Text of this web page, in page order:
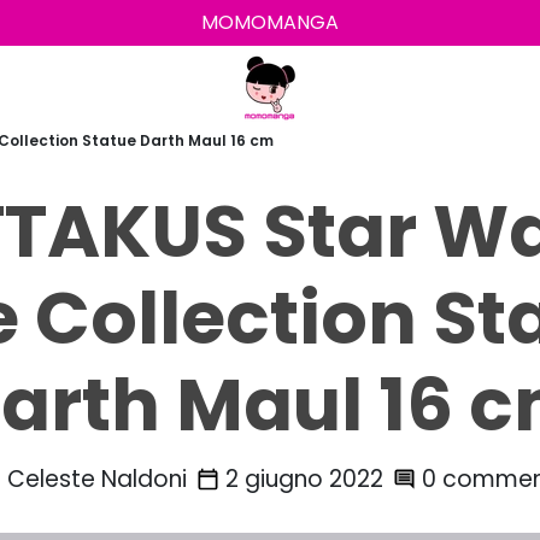
MOMOMANGA
Statue Darth Maul 16 cm
Star
Collection
Maul 16
Celeste Naldoni calendar_today 2 giugno 2022 comment 0